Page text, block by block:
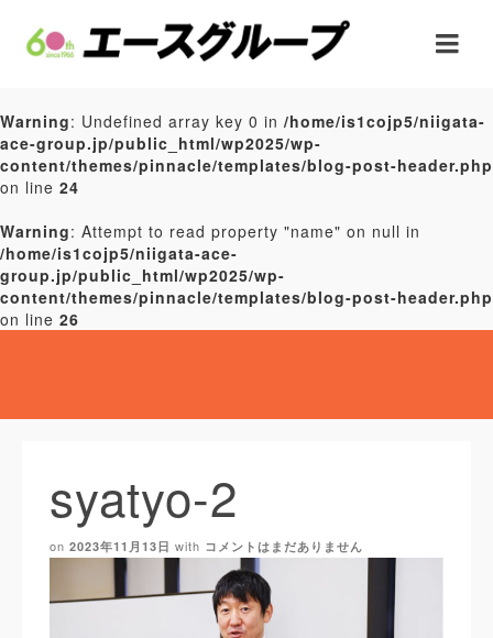
Warning: Undefined array key 0 in /home/is1cojp5/niigata-
ace-group.jp/public_html/wp2025/wp-
content/themes/pinnacle/templates/blog-post-header.php
on line 24
Warning: Attempt to read property "name" on null in
/home/is1cojp5/niigata-ace-
group.jp/public_html/wp2025/wp-
content/themes/pinnacle/templates/blog-post-header.php
on line 26
syatyo-2
on 2023年11月13日 with コメントはまだありません